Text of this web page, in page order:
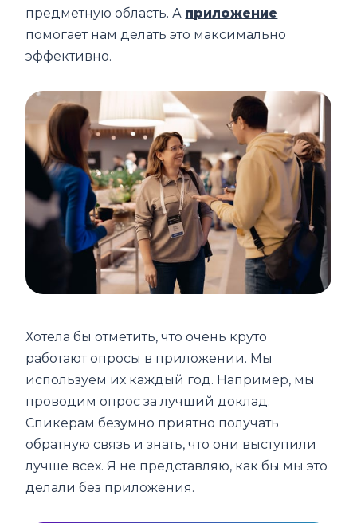
предметную область. А приложение
помогает нам делать это максимально
эффективно.
Хотела бы отметить, что очень круто
работают опросы в приложении. Мы
используем их каждый год. Например, мы
проводим опрос за лучший доклад.
Спикерам безумно приятно получать
обратную связь и знать, что они выступили
лучше всех. Я не представляю, как бы мы это
делали без приложения.